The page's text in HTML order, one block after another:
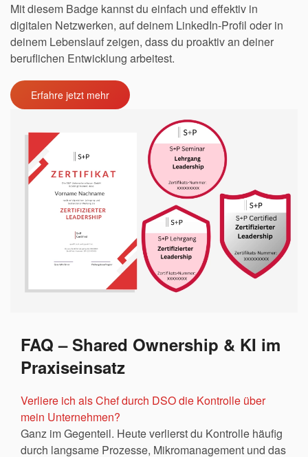
Mit diesem Badge kannst du einfach und effektiv in
digitalen Netzwerken, auf deinem LinkedIn-Profil oder in
deinem Lebenslauf zeigen, dass du proaktiv an deiner
beruflichen Entwicklung arbeitest.
Erfahre jetzt mehr
FAQ – Shared Ownership & KI im
Praxiseinsatz
Verliere ich als Chef durch DSO die Kontrolle über
mein Unternehmen?
Ganz im Gegenteil. Heute verlierst du Kontrolle häufig
durch langsame Prozesse, Mikromanagement und das